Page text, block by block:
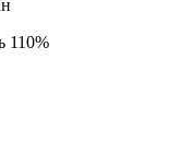
110%